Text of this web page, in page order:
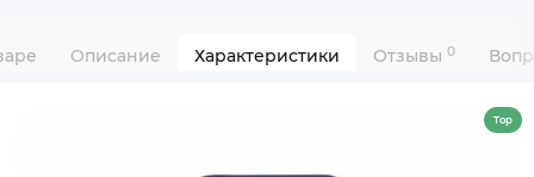
Описание Характеристики Отзывы 0
Top